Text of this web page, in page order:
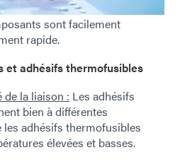
sont facilement
rapide.
et adhésifs thermofusibles
de la liaison : Les adhésifs
bien à différentes
adhésifs thermofusibles
élevées et basses.